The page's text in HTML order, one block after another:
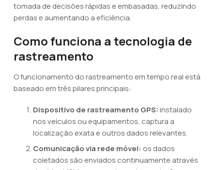
tomada de decisões rápidas e embasadas, reduzindo
perdas e aumentando a eficiência.
Como funciona a tecnologia de
rastreamento
O funcionamento do rastreamento em tempo real está
baseado em três pilares principais:
Dispositivo de rastreamento GPS:instalado
nos veículos ou equipamentos, captura a
localização exata e outros dados relevantes.
Comunicação via rede móvel: os dados
coletados são enviados continuamente através